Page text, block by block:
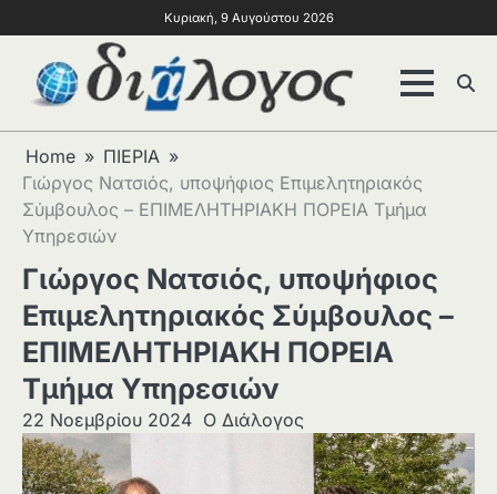
Κυριακή, 9 Αυγούστου 2026
Home
ΠΙΕΡΙΑ
Γιώργος Νατσιός, υποψήφιος Επιμελητηριακός
Σύμβουλος – ΕΠΙΜΕΛΗΤΗΡΙΑΚΗ ΠΟΡΕΙΑ Τμήμα
Υπηρεσιών
Γιώργος Νατσιός, υποψήφιος
Επιμελητηριακός Σύμβουλος –
ΕΠΙΜΕΛΗΤΗΡΙΑΚΗ ΠΟΡΕΙΑ
Τμήμα Υπηρεσιών
22 Νοεμβρίου 2024 Ο Διάλογος